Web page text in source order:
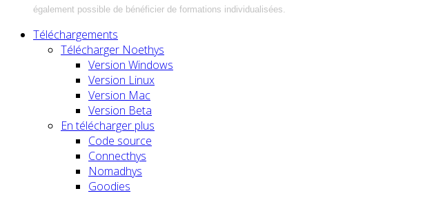
également possible de bénéficier de formations individualisées.
Téléchargements
Télécharger Noethys
Version Windows
Version Linux
Version Mac
Version Beta
En télécharger plus
Code source
Connecthys
Nomadhys
Goodies